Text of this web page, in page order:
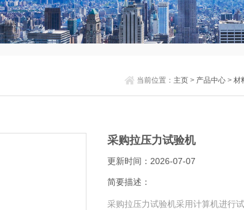
当前位置： 主页 > 产品中心 >材
采购拉压力试验机
更新时间：2026-07-07
简要描述：
采购拉压力试验机采用计算机进行